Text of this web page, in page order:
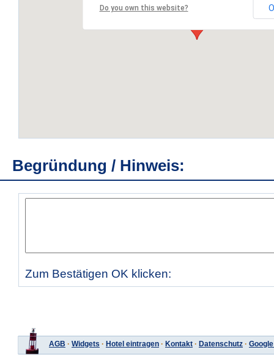
Do you own this website?
Begründung / Hinweis:
Zum Bestätigen OK klicken:
AGB · Widgets · Hotel eintragen · Kontakt · Datenschutz ·